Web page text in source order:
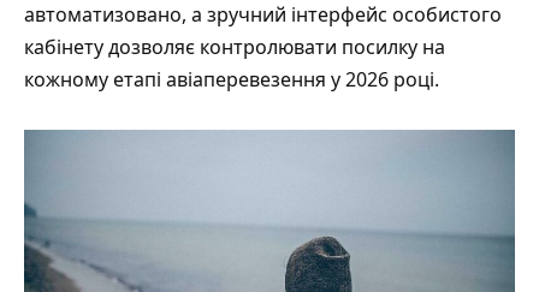
автоматизовано, а зручний інтерфейс особистого
кабінету дозволяє контролювати посилку на
кожному етапі авіаперевезення у 2026 році.